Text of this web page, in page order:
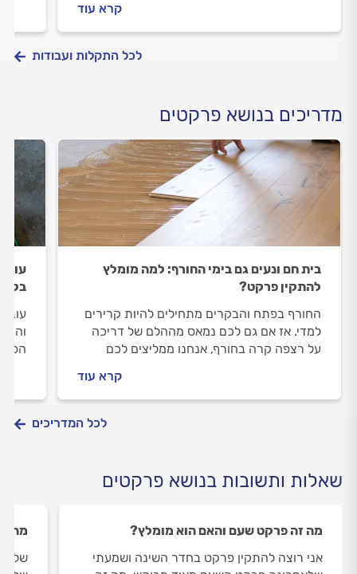
קרא עוד
לכל התקלות ועבודות
מדריכים בנושא פרקטים
בית חם ונעים גם בימי החורף: למה מומלץ
להתקין פרקט?
החורף בפתח והבקרים מתחילים להיות קרירים
למדי. אז אם גם לכם נמאס מההלם של דריכה
על רצפה קרה בחורף, אנחנו ממליצים לכם
קרא עוד
בלי
לכל המדריכים
שאלות ותשובות בנושא פרקטים
מה זה פרקט שעם והאם הוא מומלץ?
אני רוצה להתקין פרקט בחדר השינה ושמעתי
מה